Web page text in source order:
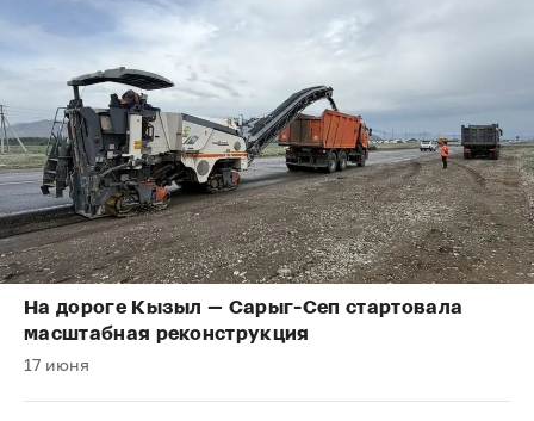
На дороге Кызыл — Сарыг-Сеп стартовала
масштабная реконструкция
17 июня